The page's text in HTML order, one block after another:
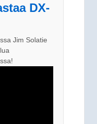
DX-
Jim Solatie